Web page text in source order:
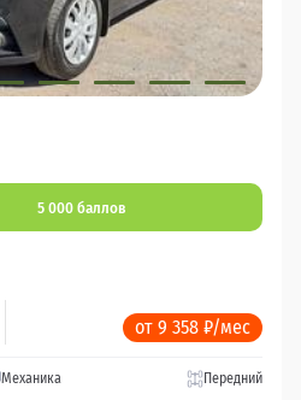
5 000 баллов
от 9 358 ₽/мес
Механика Передний